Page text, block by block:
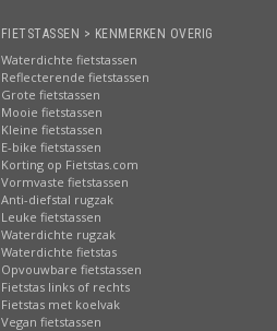
FIETSTASSEN > KENMERKEN OVERIG
Waterdichte fietstassen
Reflecterende fietstassen
Grote fietstassen
Mooie fietstassen
Kleine fietstassen
E-bike fietstassen
Korting op Fietstas.com
Vormvaste fietstassen
Anti-diefstal rugzak
Leuke fietstassen
Waterdichte rugzak
Waterdichte fietstas
Opvouwbare fietstassen
Fietstas links of rechts
Fietstas met koelvak
Vegan fietstassen